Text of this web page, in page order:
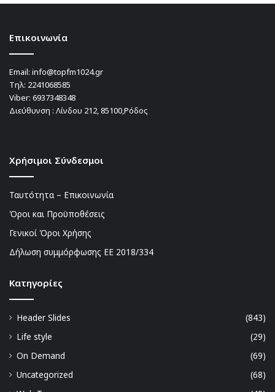
Επικοινωνία
Email: info@topfm1024.gr
Τηλ: 2241068585
Viber: 6937348348
Διεύθυνση : Λίνδου 212, 85100,Ρόδος
Χρήσιμοι Σύνδεσμοι
Ταυτότητα – Επικοινωνία
Όροι και Προϋποθέσεις
Γενικοί Όροι Χρήσης
Δήλωση συμμόρφωσης ΕΕ 2018/334
Kατηγορίες
Header Slides
(843)
Life style
(29)
On Demand
(69)
Uncategorized
(68)